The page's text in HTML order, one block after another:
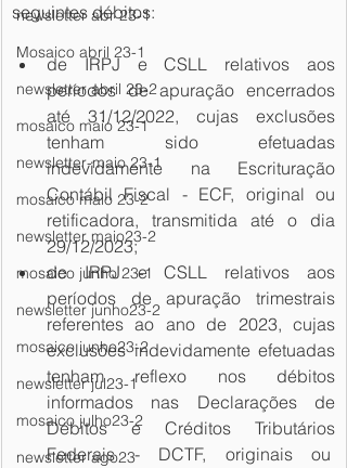
newsletter abr 23-1
Mosaico abril 23-1
newsletter abril 23-2
mosaico maio 23-1
newsletter-maio 23-1
mosaico maio 23-2
newsletter maio23-2
mosaico junho 23-1
newsletter junho23-2
mosaico junho23-2
newsletter jul23-1
mosaico julho23-2
newsletter ago23
seguintes débitos:
de IRPJ e CSLL relativos aos
períodos de apuração encerrados
até 31/12/2022, cujas exclusões
tenham sido efetuadas
indevidamente na Escrituração
Contábil Fiscal - ECF, original ou
retificadora, transmitida até o dia
29/12/2023;
de IRPJ e CSLL relativos aos
períodos de apuração trimestrais
referentes ao ano de 2023, cujas
exclusões indevidamente efetuadas
tenham reflexo nos débitos
informados nas Declarações de
Débitos e Créditos Tributários
Federais - DCTF, originais ou